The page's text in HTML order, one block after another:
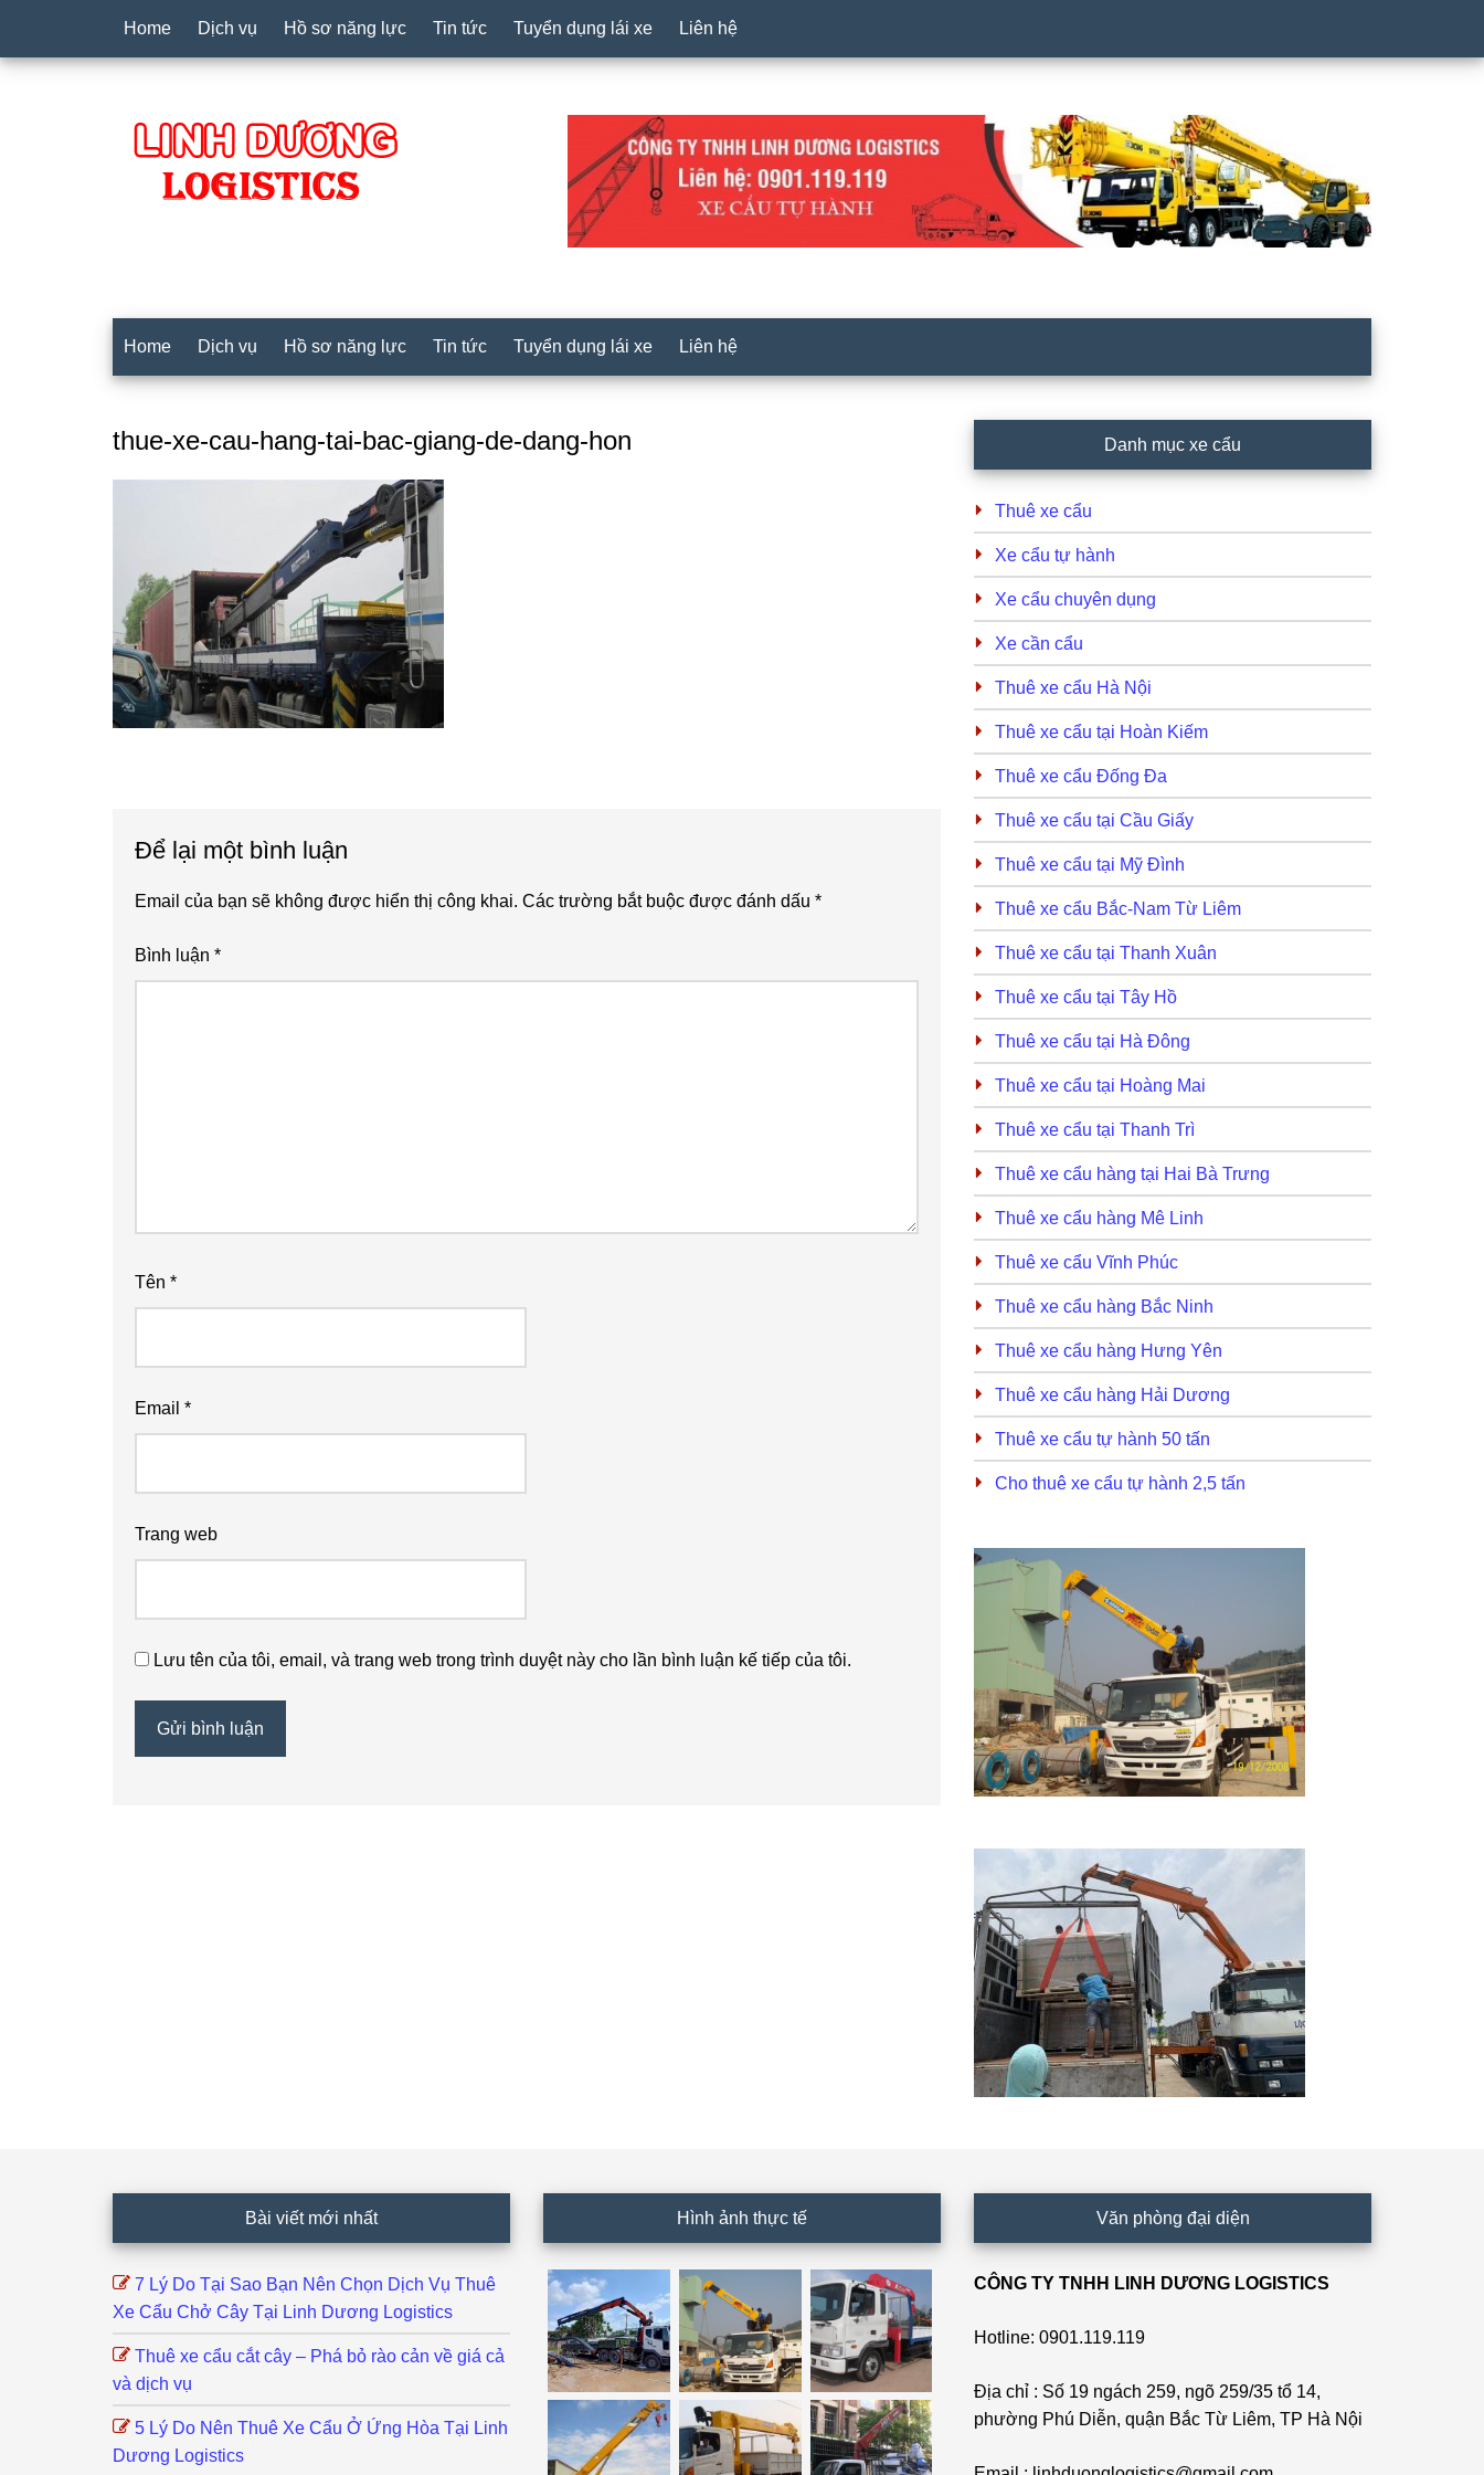
Home Dịch vụ Hồ sơ năng lực Tin tức Tuyển dụng lái xe Liên hệ
Home Dịch vụ Hồ sơ năng lực Tin tức Tuyển dụng lái xe Liên hệ
thue-xe-cau-hang-tai-bac-giang-de-dang-hon
Interactions
Để lại một bình luận
Email của bạn sẽ không được hiển thị công khai. Các trường bắt buộc được đánh dấu *
Bình luận *
Tên *
Email *
Trang web
Lưu tên của tôi, email, và trang web trong trình duyệt này cho lần bình luận kế tiếp của tôi.
Sidebar
Danh mục xe cẩu
Thuê xe cẩu
Xe cẩu tự hành
Xe cẩu chuyên dụng
Xe cần cẩu
Thuê xe cẩu Hà Nội
Thuê xe cẩu tại Hoàn Kiếm
Thuê xe cẩu Đống Đa
Thuê xe cẩu tại Cầu Giấy
Thuê xe cẩu tại Mỹ Đình
Thuê xe cẩu Bắc-Nam Từ Liêm
Thuê xe cẩu tại Thanh Xuân
Thuê xe cẩu tại Tây Hồ
Thuê xe cẩu tại Hà Đông
Thuê xe cẩu tại Hoàng Mai
Thuê xe cẩu tại Thanh Trì
Thuê xe cẩu hàng tại Hai Bà Trưng
Thuê xe cẩu hàng Mê Linh
Thuê xe cẩu Vĩnh Phúc
Thuê xe cẩu hàng Bắc Ninh
Thuê xe cẩu hàng Hưng Yên
Thuê xe cẩu hàng Hải Dương
Thuê xe cẩu tự hành 50 tấn
Cho thuê xe cẩu tự hành 2,5 tấn
Bài viết mới nhất
7 Lý Do Tại Sao Bạn Nên Chọn Dịch Vụ Thuê
Xe Cẩu Chở Cây Tại Linh Dương Logistics
Thuê xe cẩu cắt cây – Phá bỏ rào cản về giá cả
và dịch vụ
5 Lý Do Nên Thuê Xe Cẩu Ở Ứng Hòa Tại Linh
Dương Logistics
Hình ảnh thực tế Văn phòng đại diện
CÔNG TY TNHH LINH DƯƠNG LOGISTICS
Hotline: 0901.119.119
Địa chỉ : Số 19 ngách 259, ngõ 259/35 tổ 14,
phường Phú Diễn, quận Bắc Từ Liêm, TP Hà Nội